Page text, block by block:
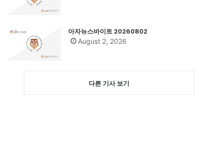
아자뉴스바이트 20260802
August 2, 2026
다른 기사 보기